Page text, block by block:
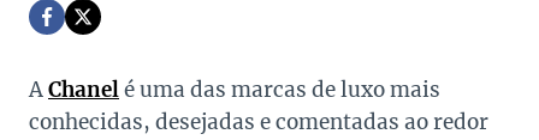
AChanelé uma das marcas de luxo mais
conhecidas, desejadas e comentadas ao redor